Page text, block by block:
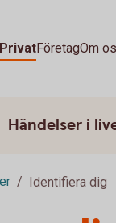
PrivatFöretagOm
Händelser i
Identifiera dig